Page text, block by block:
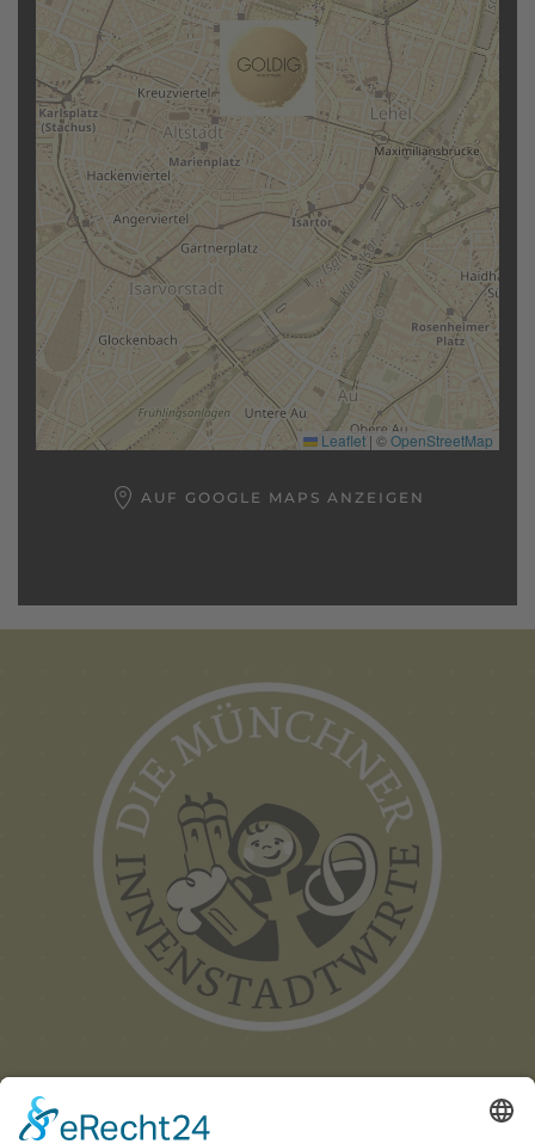
Leaflet | ©OpenStreetMap
AUF GOOGLE MAPS ANZEIGEN
Münchner